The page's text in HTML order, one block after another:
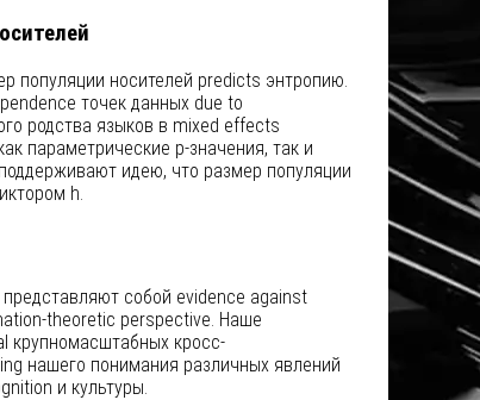
популяции носителей predicts энтропию.
точек данных due to
родства языков в mixed effects
параметрические p-значения, так и
идею, что размер популяции
h.
собой evidence against
theoretic perspective. Наше
крупномасштабных кросс-
нашего понимания различных явлений
и культуры.